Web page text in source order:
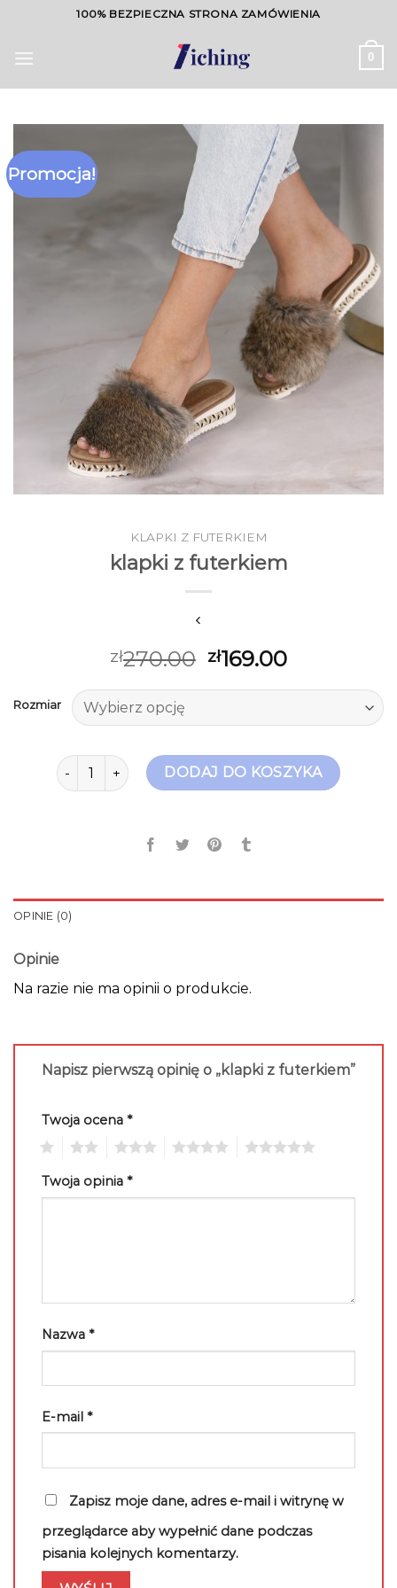
content
100% BEZPIECZNA STRONA ZAMÓWIENIA
0
Promocja!
KLAPKI Z FUTERKIEM
klapki z futerkiem
zł270.00 zł169.00
Rozmiar
ilość klapki z futerkiemDODAJ DO KOSZYKA
OPINIE (0)
Opinie
Na razie nie ma opinii o produkcie.
Napisz pierwszą opinię o „klapki z futerkiem”
Twoja ocena *
Twoja opinia *
Nazwa *
E-mail *
Zapisz moje dane, adres e-mail i witrynę w
przeglądarce aby wypełnić dane podczas
pisania kolejnych komentarzy.